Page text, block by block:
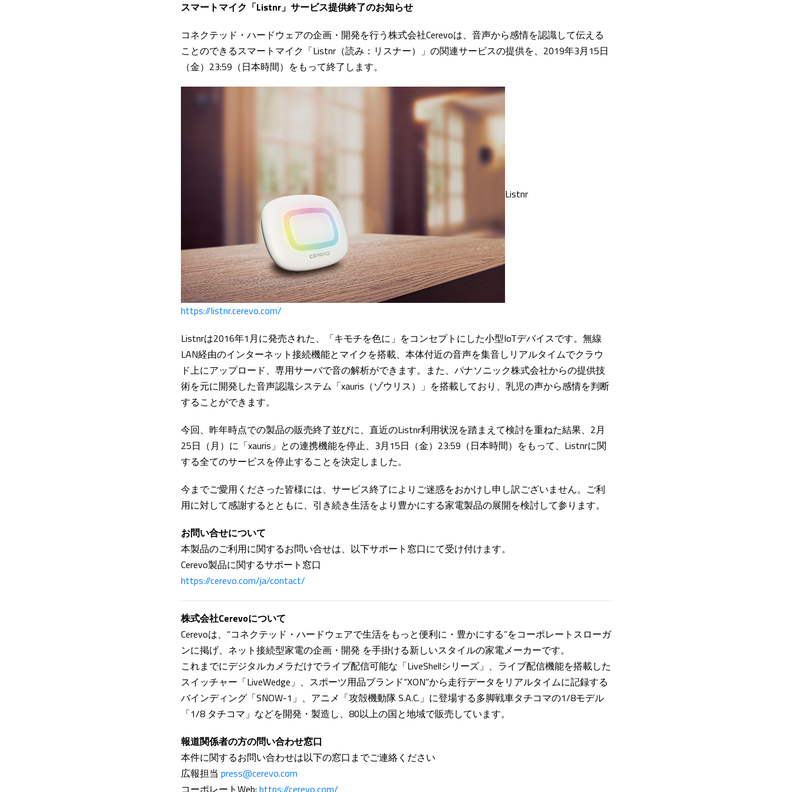
スマートマイク「Listnr」サービス提供終了のお知らせ
コネクテッド・ハードウェアの企画・開発を行う株式会社Cerevoは、音声から感情を認識して伝える
ことのできるスマートマイク「Listnr（読み：リスナー）」の関連サービスの提供を、2019年3月15日
（金）23:59（日本時間）をもって終了します。
Listnr
https://listnr.cerevo.com/
Listnrは2016年1月に発売された、「キモチを色に」をコンセプトにした小型IoTデバイスです。無線
LAN経由のインターネット接続機能とマイクを搭載、本体付近の音声を集音しリアルタイムでクラウ
ド上にアップロード、専用サーバで音の解析ができます。また、パナソニック株式会社からの提供技
術を元に開発した音声認識システム「xauris（ゾウリス）」を搭載しており、乳児の声から感情を判断
することができます。
今回、昨年時点での製品の販売終了並びに、直近のListnr利用状況を踏まえて検討を重ねた結果、2月
25日（月）に「xauris」との連携機能を停止、3月15日（金）23:59（日本時間）をもって、Listnrに関
する全てのサービスを停止することを決定しました。
今までご愛用くださった皆様には、サービス終了によりご迷惑をおかけし申し訳ございません。ご利
用に対して感謝するとともに、引き続き生活をより豊かにする家電製品の展開を検討して参ります。
お問い合せについて
本製品のご利用に関するお問い合せは、以下サポート窓口にて受け付けます。
Cerevo製品に関するサポート窓口
https://cerevo.com/ja/contact/
株式会社Cerevoについて
Cerevoは、“コネクテッド・ハードウェアで生活をもっと便利に・豊かにする”をコーポレートスローガ
ンに掲げ、ネット接続型家電の企画・開発 を手掛ける新しいスタイルの家電メーカーです。
これまでにデジタルカメラだけでライブ配信可能な「LiveShellシリーズ」、ライブ配信機能を搭載した
スイッチャー「LiveWedge」、スポーツ用品ブランド“XON”から走行データをリアルタイムに記録する
バインディング「SNOW-1」、アニメ「攻殻機動隊 S.A.C.」に登場する多脚戦車タチコマの1/8モデル
「1/8 タチコマ」などを開発・製造し、80以上の国と地域で販売しています。
報道関係者の方の問い合わせ窓口
本件に関するお問い合わせは以下の窓口までご連絡ください
広報担当 press@cerevo.com
コーポレートWeb: https://cerevo.com/